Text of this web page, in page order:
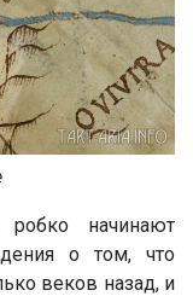
начинают
о том, что
веков назад, и